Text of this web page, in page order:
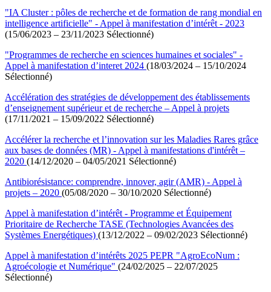
"IA Cluster : pôles de recherche et de formation de rang mondial en
intelligence artificielle" - Appel à manifestation d’intérêt - 2023
(15/06/2023 – 23/11/2023 Sélectionné)
"Programmes de recherche en sciences humaines et sociales" -
Appel à manifestation d’interet 2024 (18/03/2024 – 15/10/2024
Sélectionné)
Accélération des stratégies de développement des établissements
d’enseignement supérieur et de recherche – Appel à projets
(17/11/2021 – 15/09/2022 Sélectionné)
Accélérer la recherche et l’innovation sur les Maladies Rares grâce
aux bases de données (MR) - Appel à manifestations d'intérêt –
2020 (14/12/2020 – 04/05/2021 Sélectionné)
Antibiorésistance: comprendre, innover, agir (AMR) - Appel à
projets – 2020 (05/08/2020 – 30/10/2020 Sélectionné)
Appel à manifestation d’intérêt - Programme et Équipement
Prioritaire de Recherche TASE (Technologies Avancées des
Systèmes Energétiques) (13/12/2022 – 09/02/2023 Sélectionné)
Appel à manifestation d’intérêts 2025 PEPR "AgroEcoNum :
Agroécologie et Numérique" (24/02/2025 – 22/07/2025
Sélectionné)